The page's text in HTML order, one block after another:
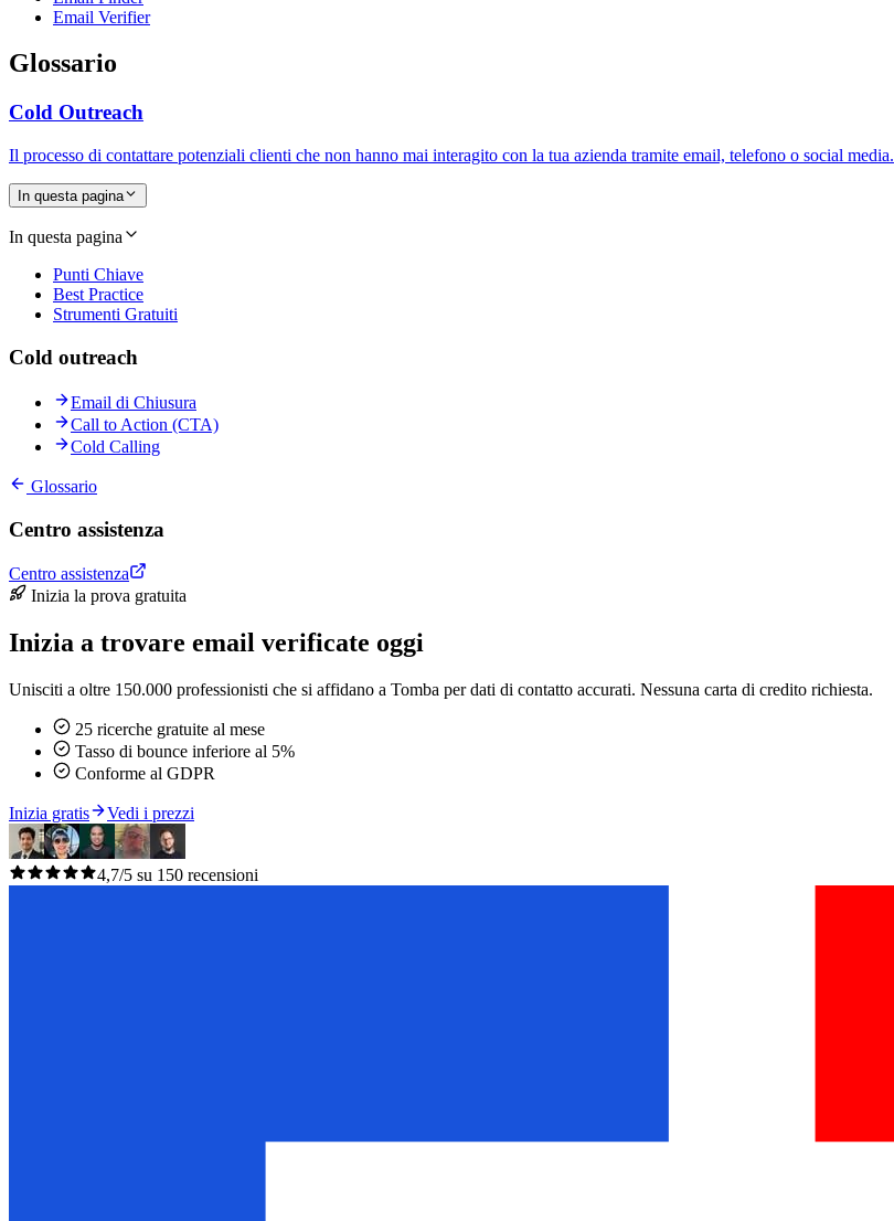
Email Verifier
Glossario
Cold Outreach
Il processo di contattare potenziali clienti che non hanno mai interagito con la tua azienda tramite email, telefono o social media.
In questa pagina
In questa pagina
Punti Chiave
Best Practice
Strumenti Gratuiti
Cold outreach
Email di Chiusura
Call to Action (CTA)
Cold Calling
Glossario
Centro assistenza
Centro assistenza
Inizia la prova gratuita
Inizia a trovare email verificate oggi
Unisciti a oltre 150.000 professionisti che si affidano a Tomba per dati di contatto accurati. Nessuna carta di credito richiesta.
25 ricerche gratuite al mese
Tasso di bounce inferiore al 5%
Conforme al GDPR
Inizia gratis Vedi i prezzi
4,7/5 su 150 recensioni